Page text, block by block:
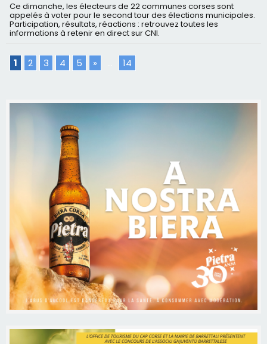
Ce dimanche, les électeurs de 22 communes corses sont
appelés à voter pour le second tour des élections municipales.
Participation, résultats, réactions : retrouvez toutes les
informations à retenir en direct sur CNI.
1 2 3 4 5 » 14